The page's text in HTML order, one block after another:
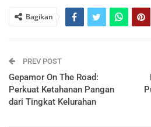
Bagikan
PREV POST
Gepamor On The Road:
Perkuat Ketahanan Pangan
dari Tingkat Kelurahan